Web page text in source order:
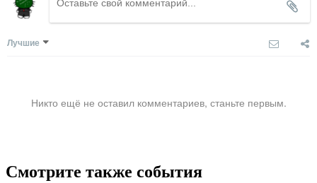
Лучшие
Никто ещё не оставил комментариев, станьте первым.
Смотрите также события